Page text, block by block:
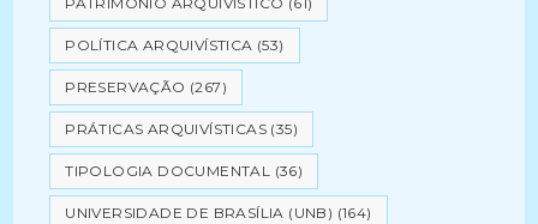
POLÍTICA ARQUIVÍSTICA (53)
PRESERVAÇÃO (267)
PRÁTICAS ARQUIVÍSTICAS (35)
TIPOLOGIA DOCUMENTAL (36)
UNIVERSIDADE DE BRASÍLIA (UNB) (164)